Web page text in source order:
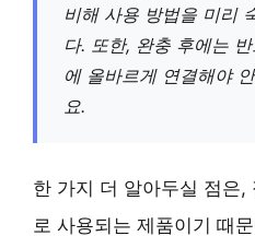
비해 사용 방법을 미리
다. 또한, 완충 후에는
에 올바르게 연결해야
요.
한 가지 더 알아두실 점은,
로 사용되는 제품이기 때